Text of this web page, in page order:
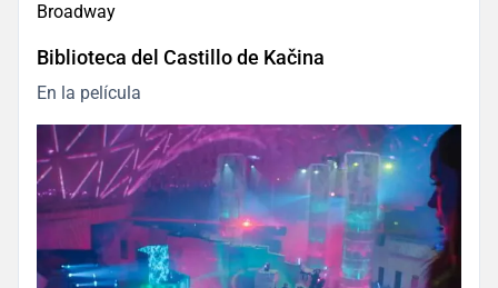
Broadway
Biblioteca del Castillo de Kačina
En la película